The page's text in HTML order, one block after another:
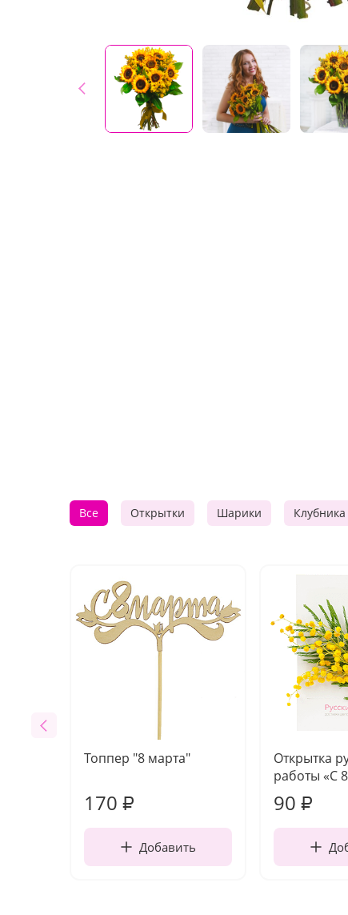
Все Открытки Шарики Клубника
Топпер "8 марта"
170 ₽
Добавить
Открытка
работы «С
90 ₽